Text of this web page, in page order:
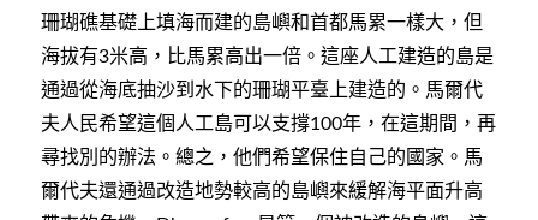
珊瑚礁基礎上填海而建的島嶼和首都馬累一樣大，但
海拔有3米高，比馬累高出一倍。這座人工建造的島是
通過從海底抽沙到水下的珊瑚平臺上建造的。馬爾代
夫人民希望這個人工島可以支撐100年，在這期間，再
尋找別的辦法。總之，他們希望保住自己的國家。馬
爾代夫還通過改造地勢較高的島嶼來緩解海平面升高